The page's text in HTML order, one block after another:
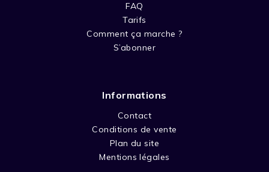
FAQ
Tarifs
Comment ça marche ?
S’abonner
Informations
Contact
Conditions de vente
Plan du site
Mentions légales